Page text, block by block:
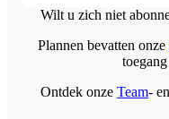
Wilt u zich niet
Plannen bevatten onze
Ontdek onze Team- en